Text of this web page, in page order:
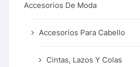
Accesorios De Moda
Accesorios Para Cabello
Cintas, Lazos Y Colas